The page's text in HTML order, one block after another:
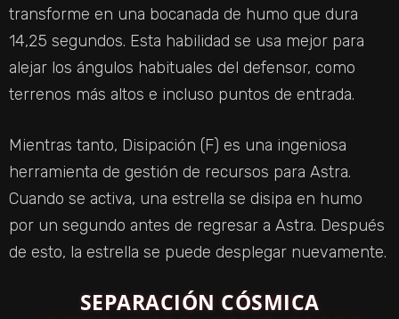
transforme en una bocanada de humo que dura
14,25 segundos. Esta habilidad se usa mejor para
alejar los ángulos habituales del defensor, como
terrenos más altos e incluso puntos de entrada.
Mientras tanto, Disipación (F) es una ingeniosa
herramienta de gestión de recursos para Astra.
Cuando se activa, una estrella se disipa en humo
por un segundo antes de regresar a Astra. Después
de esto, la estrella se puede desplegar nuevamente.
SEPARACIÓN CÓSMICA